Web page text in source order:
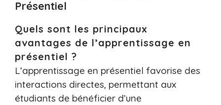
Présentiel
Quels sont les principaux
avantages de l’apprentissage en
présentiel ?
L’apprentissage en présentiel favorise des
interactions directes, permettant aux
étudiants de bénéficier d’une